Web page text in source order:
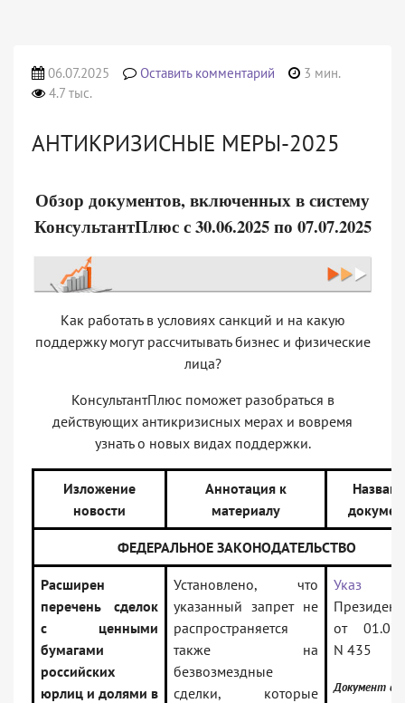
06.07.2025 Оставить комментарий
3 мин.
4.7 тыс.
АНТИКРИЗИСНЫЕ МЕРЫ-2025
Обзор документов, включенных в систему
КонсультантПлюс с 30.06.2025 по 07.07.2025
Как работать в условиях санкций и на какую
поддержку могут рассчитывать бизнес и физические
лица?
КонсультантПлюс поможет разобраться в
действующих антикризисных мерах и вовремя
узнать о новых видах поддержки.
Изложение
новости
Аннотация к
материалу
ФЕДЕРАЛЬНОЕ ЗАКОНОДАТЕЛЬСТВО
Расширен
перечень сделок
с ценными
бумагами
российских
юрлиц и долями в
Установлено, что
указанный запрет не
распространяется
также на
безвозмездные
сделки, которые
Указ
от
N 435
Документ